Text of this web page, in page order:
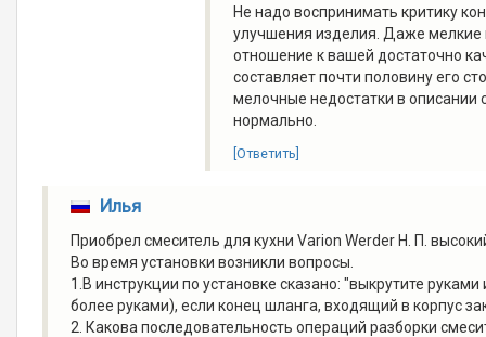
Не надо воспринимать критику
улучшения изделия. Даже мелкие
отношение к вашей достаточно
составляет почти половину его
мелочные недостатки в описании
нормально.
[Ответить]
Илья
Приобрел смеситель для кухни Varion Werder Н. П.
Во время установки возникли вопросы.
1.В инструкции по установке сказано: "выкрутите
более руками), если конец шланга, входящий в корпус
2. Какова последовательность операций разборки